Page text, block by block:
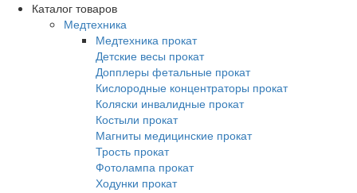
Каталог товаров
Медтехника
Медтехника прокат
Детские весы прокат
Допплеры фетальные прокат
Кислородные концентраторы прокат
Коляски инвалидные прокат
Костыли прокат
Магниты медицинские прокат
Трость прокат
Фотолампа прокат
Ходунки прокат